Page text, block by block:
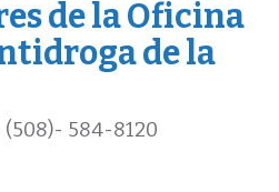
de la Oficina
de la
(508)- 584-8120